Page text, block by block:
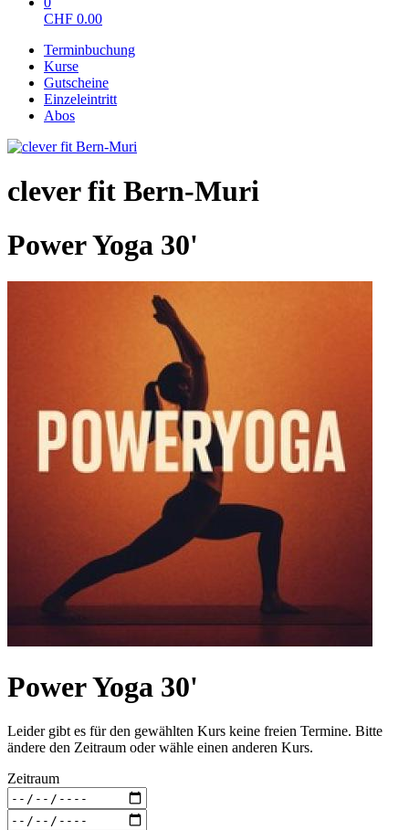
CHF 0.00
Terminbuchung
Kurse
Gutscheine
Einzeleintritt
Abos
clever fit Bern-Muri
Power Yoga 30'
Power Yoga 30'
Leider gibt es für den gewählten Kurs keine freien Termine. Bitte
ändere den Zeitraum oder wähle einen anderen Kurs.
Zeitraum